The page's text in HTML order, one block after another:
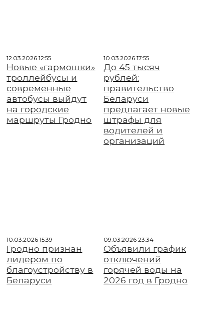
12.03.2026 12:55
Новые «гармошки»
троллейбусы и
современные
автобусы выйдут
на городские
маршруты Гродно
10.03.2026 17:55
До 45 тысяч
рублей:
правительство
Беларуси
предлагает новые
штрафы для
водителей и
организаций
10.03.2026 15:39
Гродно признан
лидером по
благоустройству в
Беларуси
09.03.2026 23:34
Объявили график
отключений
горячей воды на
2026 год в Гродно